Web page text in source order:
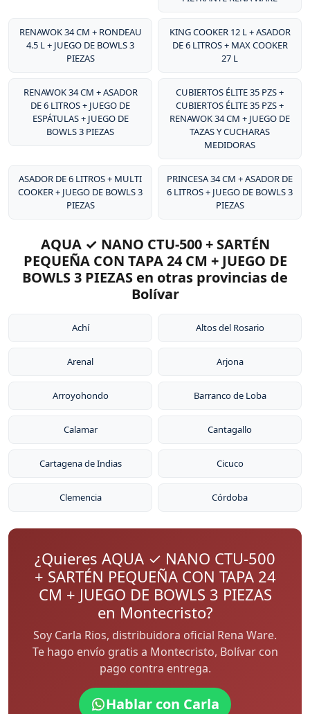
RENAWOK 34 CM + RONDEAU
4.5 L + JUEGO DE BOWLS 3
PIEZAS
KING COOKER 12 L + ASADOR
DE 6 LITROS + MAX COOKER
27 L
RENAWOK 34 CM + ASADOR
DE 6 LITROS + JUEGO DE
ESPÁTULAS + JUEGO DE
BOWLS 3 PIEZAS
CUBIERTOS ÉLITE 35 PZS +
CUBIERTOS ÉLITE 35 PZS +
RENAWOK 34 CM + JUEGO DE
TAZAS Y CUCHARAS
MEDIDORAS
ASADOR DE 6 LITROS + MULTI
COOKER + JUEGO DE BOWLS 3
PIEZAS
PRINCESA 34 CM + ASADOR DE
6 LITROS + JUEGO DE BOWLS 3
PIEZAS
AQUA ✓ NANO CTU-500 + SARTÉN
PEQUEÑA CON TAPA 24 CM + JUEGO DE
BOWLS 3 PIEZAS en otras provincias de
Bolívar
Achí Altos del Rosario
Arenal Arjona
Arroyohondo Barranco de Loba
Calamar Cantagallo
Cartagena de Indias Cicuco
Clemencia Córdoba
¿Quieres AQUA ✓ NANO CTU-500
+ SARTÉN PEQUEÑA CON TAPA 24
CM + JUEGO DE BOWLS 3 PIEZAS
en Montecristo?
Soy Carla Rios, distribuidora oficial Rena Ware.
Te hago envío gratis a Montecristo, Bolívar con
pago contra entrega.
Hablar con Carla